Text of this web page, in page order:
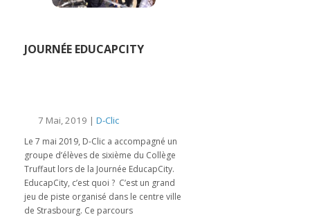
JOURNÉE EDUCAPCITY
7 Mai, 2019 | D-Clic
Le 7 mai 2019, D-Clic a accompagné un
groupe d’élèves de sixième du Collège
Truffaut lors de la Journée EducapCity.
EducapCity, c’est quoi ? C’est un grand
jeu de piste organisé dans le centre ville
de Strasbourg. Ce parcours